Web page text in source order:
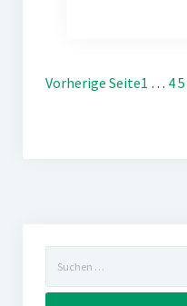
Vorherige Seite1 … 45
nach: